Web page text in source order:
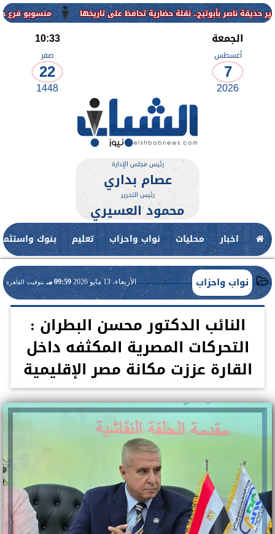
منسوبو فرع جامعة
الجمعة
أغسطس
7
2026
10:33
صفر
22
1448
رئيس مجلس الإدارة
عصام بداري
رئيس التحرير
محمود العسيري
اخبار محليات نواب واحزاب تعليم بنوك
نواب واحزاب الأربعاء، 13 مايو 2026 09:59 مـ بتوقيت القاهرة
النائب الدكتور محسن البطران :
التحركات المصرية المكثفه داخل
القارة عززت مكانة مصر الإقليمية